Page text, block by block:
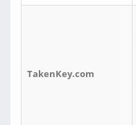
TakenKey.com